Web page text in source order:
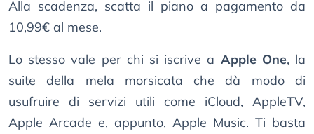
Alla scadenza, scatta il piano a pagamento da
10,99€ al mese.
Lo stesso vale per chi si iscrive a Apple One, la
suite della mela morsicata che dà modo di
usufruire di servizi utili come iCloud, AppleTV,
Apple Arcade e, appunto, Apple Music. Ti basta